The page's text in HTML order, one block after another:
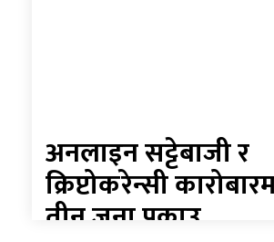
अनलाइन सट्टेबाजी र
क्रिप्टोकरेन्सी
तीन जना पक्राउ